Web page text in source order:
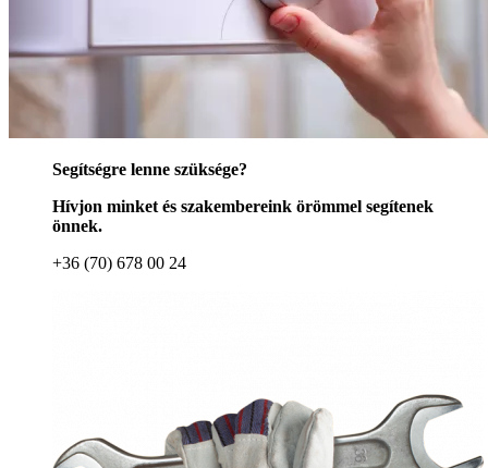
Segítségre lenne szüksége?
Hívjon minket és szakembereink örömmel segítenek
önnek.
+36 (70) 678 00 24